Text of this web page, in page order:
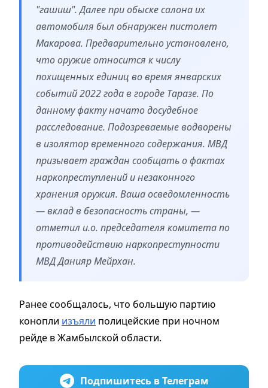
"гашиш". Далее при обыске салона их
автомобиля был обнаружен пистолет
Макарова. Предварительно установлено,
что оружие относится к числу
похищенных единиц во время январских
событий 2022 года в городе Таразе. По
данному факту начато досудебное
расследование. Подозреваемые водворены
в изолятор временного содержания. МВД
призывает граждан сообщать о фактах
наркопреступлений и незаконного
хранения оружия. Ваша осведомленность
— вклад в безопасность страны, —
отметил и.о. председателя комитета по
противодействию наркопреступности
МВД Данияр Мейрхан.
Ранее сообщалось, что большую партию
конопли изъяли полицейские при ночном
рейде в Жамбылской области.
Подпишитесь в Телеграм